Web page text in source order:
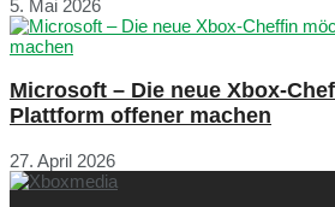
5. Mai 2026
Microsoft – Die neue Xbox-
Plattform offener machen
27. April 2026